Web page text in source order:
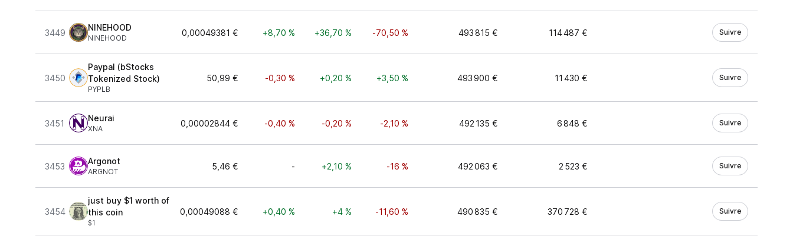
3449
NINEHOOD
NINEHOOD
0,00049381 € +8,70 % +36,70 % -70,50 % 493 815 € 114 487 € Suivre
3450
Paypal (bStocks
Tokenized Stock)
PYPLB
50,99 € -0,30 % +0,20 % +3,50 % 493 900 € 11 430 € Suivre
3451
Neurai
XNA
0,00002844 € -0,40 % -0,20 % -2,10 % 492 135 € 6 848 € Suivre
3453
Argonot
ARGNOT
5,46 € - +2,10 % -16 % 492 063 € 2 523 € Suivre
3454
just buy $1 worth of
this coin
$1
0,00049088 € +0,40 % +4 % -11,60 % 490 835 € 370 728 € Suivre